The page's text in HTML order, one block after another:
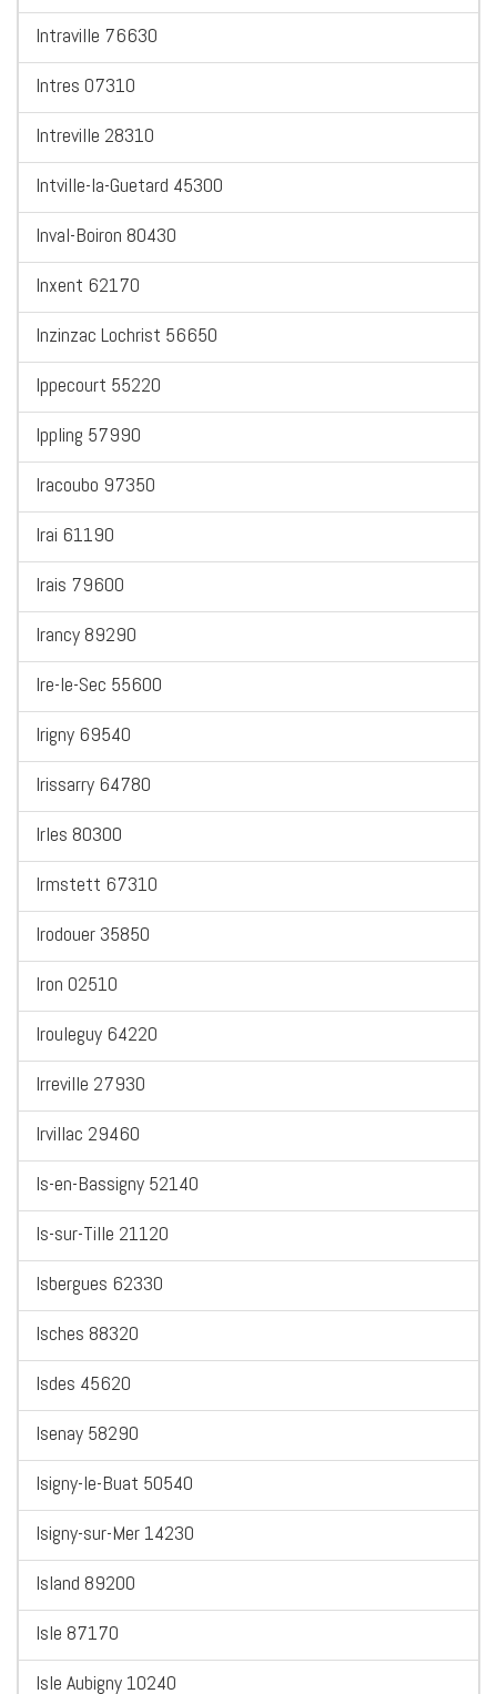
Intraville 76630
Intres 07310
Intreville 28310
Intville-la-Guetard 45300
Inval-Boiron 80430
Inxent 62170
Inzinzac Lochrist 56650
Ippecourt 55220
Ippling 57990
Iracoubo 97350
Irai 61190
Irais 79600
Irancy 89290
Ire-le-Sec 55600
Irigny 69540
Irissarry 64780
Irles 80300
Irmstett 67310
Irodouer 35850
Iron 02510
Irouleguy 64220
Irreville 27930
Irvillac 29460
Is-en-Bassigny 52140
Is-sur-Tille 21120
Isbergues 62330
Isches 88320
Isdes 45620
Isenay 58290
Isigny-le-Buat 50540
Isigny-sur-Mer 14230
Island 89200
Isle 87170
Isle Aubigny 10240